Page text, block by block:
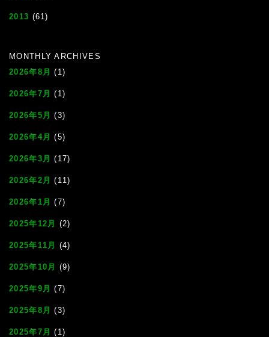
2013 (61)
MONTHLY ARCHIVES
2026年8月 (1)
2026年7月 (1)
2026年5月 (3)
2026年4月 (5)
2026年3月 (17)
2026年2月 (11)
2026年1月 (7)
2025年12月 (2)
2025年11月 (4)
2025年10月 (9)
2025年9月 (7)
2025年8月 (3)
2025年7月 (1)